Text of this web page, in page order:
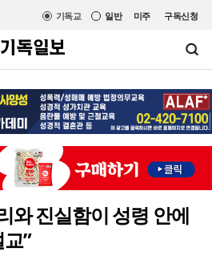
미주 구독신청
일반
기독교
와 진실함이 성령 안에
”